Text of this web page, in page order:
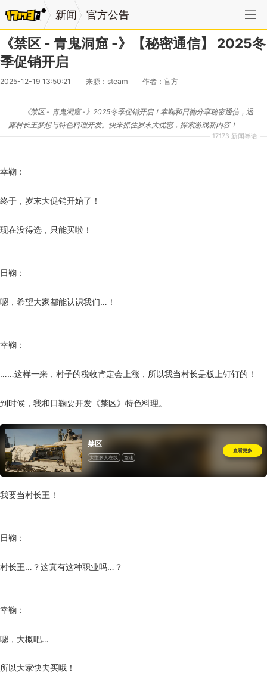
新闻 官方公告
《禁区 - 青鬼洞窟 -》【秘密通信】 2025冬
季促销开启
2025-12-19 13:50:21 来源：steam 作者：官方
17173 新闻导语
《禁区 - 青鬼洞窟 -》2025冬季促销开启！幸鞠和日鞠分享秘密通信，透
露村长王梦想与特色料理开发。快来抓住岁末大优惠，探索游戏新内容！
幸鞠：
终于，岁末大促销开始了！
现在没得选，只能买啦！
日鞠：
嗯，希望大家都能认识我们…！
幸鞠：
……这样一来，村子的税收肯定会上涨，所以我当村长是板上钉钉的！
到时候，我和日鞠要开发《禁区》特色料理。
禁区
大型多人在线 竞速
查看更多
我要当村长王！
日鞠：
村长王…？这真有这种职业吗…？
幸鞠：
嗯，大概吧…
所以大家快去买哦！